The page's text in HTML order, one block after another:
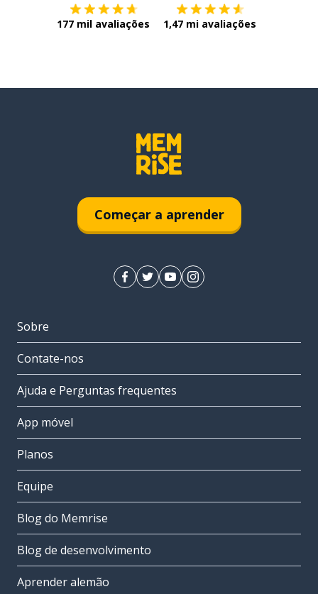
177 mil avaliações 1,47 mi avaliações
Começar a aprender
Sobre
Contate-nos
Ajuda e Perguntas frequentes
App móvel
Planos
Equipe
Blog do Memrise
Blog de desenvolvimento
Aprender alemão